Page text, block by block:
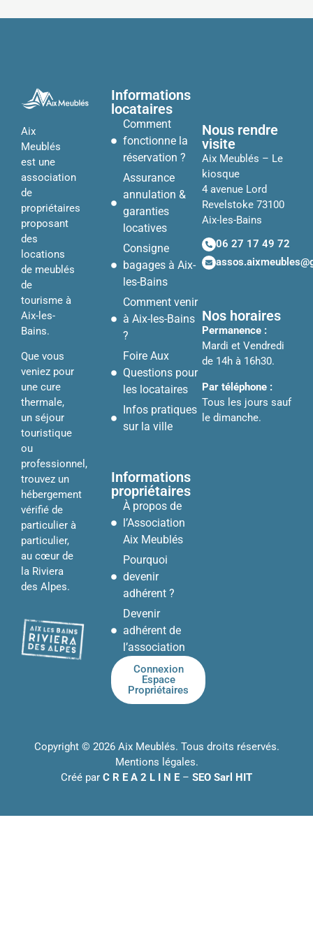
Aix
Meublés
est une
association
de
propriétaires
proposant
des
locations
de meublés
de
tourisme à
Aix-les-
Bains.
Que vous
veniez pour
une cure
thermale,
un séjour
touristique
ou
professionnel,
trouvez un
hébergement
vérifié de
particulier à
particulier,
au cœur de
la Riviera
des Alpes.
Informations
locataires
Comment
fonctionne la
réservation ?
Assurance
annulation &
garanties
locatives
Consigne
bagages à Aix-
les-Bains
Comment venir
à Aix-les-Bains
?
Foire Aux
Questions pour
les locataires
Infos pratiques
sur la ville
Informations
propriétaires
À propos de
l’Association
Aix Meublés
Pourquoi
devenir
adhérent ?
Devenir
adhérent de
l’association
Connexion
Espace
Propriétaires
Nous rendre
visite
Aix Meublés – Le
kiosque
4 avenue Lord
Revelstoke 73100
Aix-les-Bains
06 27 17 49 72
Nos horaires
Permanence :
Mardi et Vendredi
de 14h à 16h30.
Par téléphone :
Tous les jours sauf
le dimanche.
Copyright © 2026 Aix Meublés. Tous droits réservés.
Mentions légales.
Créé par C R E A 2 L I N E – SEO Sarl HIT